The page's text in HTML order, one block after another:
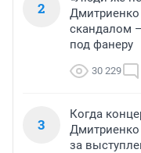
2
Дмитриенко
скандалом
под фанеру
30 229
3
Когда
за